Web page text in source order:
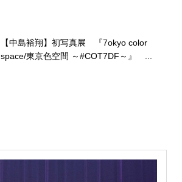
【中島裕翔】初写真展 『7okyo color
space/東京色空間 ～#COT7DF～』 ...